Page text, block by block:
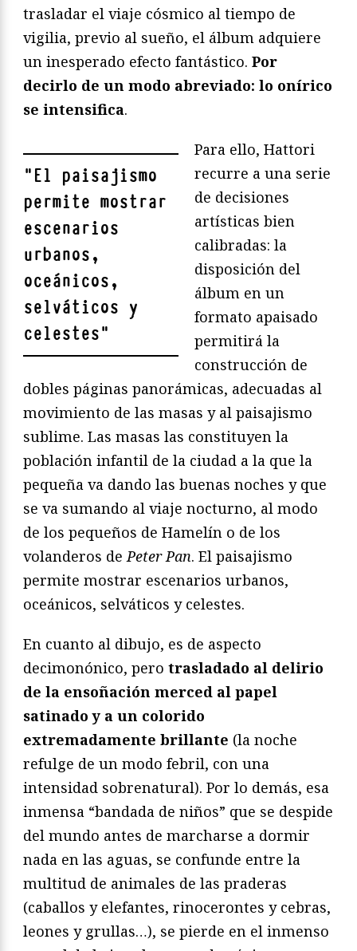
trasladar el viaje cósmico al tiempo de
vigilia, previo al sueño, el álbum adquiere
un inesperado efecto fantástico. Por
decirlo de un modo abreviado: lo onírico
se intensifica.
"El paisajismo
permite mostrar
escenarios
urbanos,
oceánicos,
selváticos y
celestes"
Para ello, Hattori
recurre a una serie
de decisiones
artísticas bien
calibradas: la
disposición del
álbum en un
formato apaisado
permitirá la
construcción de
dobles páginas panorámicas, adecuadas al
movimiento de las masas y al paisajismo
sublime. Las masas las constituyen la
población infantil de la ciudad a la que la
pequeña va dando las buenas noches y que
se va sumando al viaje nocturno, al modo
de los pequeños de Hamelín o de los
volanderos dePeter Pan. El paisajismo
permite mostrar escenarios urbanos,
oceánicos, selváticos y celestes.
En cuanto al dibujo, es de aspecto
decimonónico, pero trasladado al delirio
de la ensoñación merced al papel
satinado y a un colorido
extremadamente brillante (la noche
refulge de un modo febril, con una
intensidad sobrenatural). Por lo demás, esa
inmensa “bandada de niños” que se despide
del mundo antes de marcharse a dormir
nada en las aguas, se confunde entre la
multitud de animales de las praderas
(caballos y elefantes, rinocerontes y cebras,
leones y grullas…), se pierde en el inmenso